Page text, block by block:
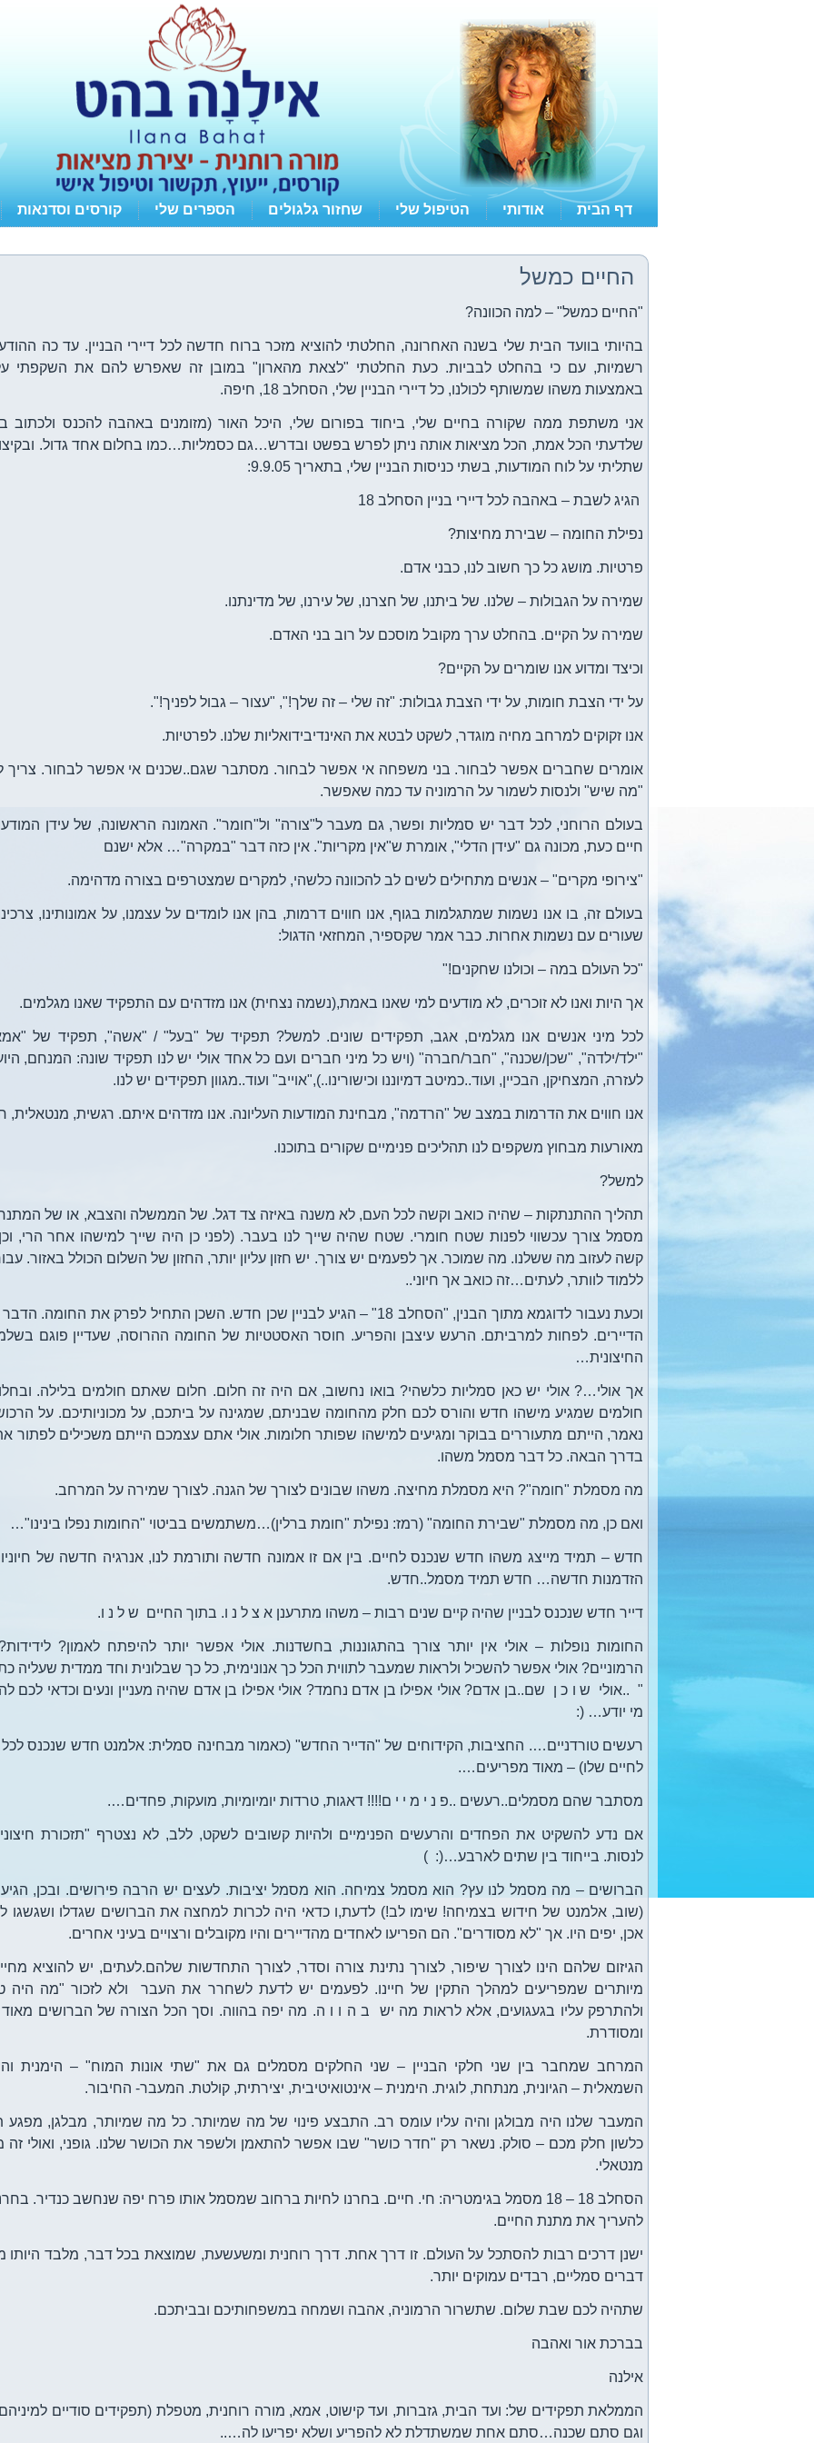
דף הבית אודותי הטיפול שלי שחזור גלגולים הספרים שלי קורסים וסדנאות
החיים כמשל
"החיים כמשל" – למה הכוונה?
בהיותי בוועד הבית שלי בשנה האחרונה, החלטתי להוציא מזכר ברוח חדשה לכל דיירי הבניין. עד כה
רשמיות, עם כי בהחלט לבביות. כעת החלטתי "לצאת מהארון" במובן זה שאפרש להם את השקפתי
באמצעות משהו שמשותף לכולנו, כל דיירי הבניין שלי, הסחלב 18, חיפה.
אני משתפת ממה שקורה בחיים שלי, ביחוד בפורום שלי, היכל האור (מזומנים באהבה להכנס ולכתוב
שלדעתי הכל אמת, הכל מציאות אותה ניתן לפרש בפשט ובדרש…גם כסמליות…כמו בחלום אחד גדול.
שתליתי על לוח המודעות, בשתי כניסות הבניין שלי, בתאריך 9.9.05:
הגיג לשבת – באהבה לכל דיירי בניין הסחלב 18
נפילת החומה – שבירת מחיצות?
פרטיות. מושג כל כך חשוב לנו, כבני אדם.
שמירה על הגבולות – שלנו. של ביתנו, של חצרנו, של עירנו, של מדינתנו.
שמירה על הקיים. בהחלט ערך מקובל מוסכם על רוב בני האדם.
וכיצד ומדוע אנו שומרים על הקיים?
על ידי הצבת חומות, על ידי הצבת גבולות: "זה שלי – זה שלך!", "עצור – גבול לפניך!".
אנו זקוקים למרחב מחיה מוגדר, לשקט לבטא את האינדיבידואליות שלנו. לפרטיות.
אומרים שחברים אפשר לבחור. בני משפחה אי אפשר לבחור. מסתבר שגם..שכנים אי אפשר לבחור. צריך
"מה שיש" ולנסות לשמור על הרמוניה עד כמה שאפשר.
בעולם הרוחני, לכל דבר יש סמליות ופשר, גם מעבר ל"צורה" ול"חומר". האמונה הראשונה, של עידן
חיים כעת, מכונה גם "עידן הדלי", אומרת ש"אין מקריות". אין כזה דבר "במקרה"… אלא ישנם
"צירופי מקרים" – אנשים מתחילים לשים לב להכוונה כלשהי, למקרים שמצטרפים בצורה מדהימה.
בעולם זה, בו אנו נשמות שמתגלמות בגוף, אנו חווים דרמות, בהן אנו לומדים על עצמנו, על אמונותינו,
שעורים עם נשמות אחרות. כבר אמר שקספיר, המחזאי הדגול:
"כל העולם במה – וכולנו שחקנים!"
אך היות ואנו לא זוכרים, לא מודעים למי שאנו באמת,(נשמה נצחית) אנו מזדהים עם התפקיד שאנו מגלמים.
לכל מיני אנשים אנו מגלמים, אגב, תפקידים שונים. למשל? תפקיד של "בעל" / "אשה", תפקיד של
"ילד/ילדה", "שכן/שכנה", "חבר/חברה" (ויש כל מיני חברים ועם כל אחד אולי יש לנו תפקיד שונה: המנחם,
לעזרה, המצחיקן, הבכיין, ועוד..כמיטב דמיוננו וכישורינו..),"אוייב" ועוד..מגוון תפקידים יש לנו.
אנו חווים את הדרמות במצב של "הרדמה", מבחינת המודעות העליונה. אנו מזדהים איתם. רגשית, מנטאלית,
מאורעות מבחוץ משקפים לנו תהליכים פנימיים שקורים בתוכנו.
למשל?
תהליך ההתנתקות – שהיה כואב וקשה לכל העם, לא משנה באיזה צד דגל. של הממשלה והצבא, או של
מסמל צורך עכשווי לפנות שטח חומרי. שטח שהיה שייך לנו בעבר. (לפני כן היה שייך למישהו אחר הרי,
קשה לעזוב מה ששלנו. מה שמוכר. אך לפעמים יש צורך. יש חזון עליון יותר, החזון של השלום הכולל באזור.
ללמוד לוותר, לעתים…זה כואב אך חיוני..
וכעת נעבור לדוגמא מתוך הבנין, "הסחלב 18" – הגיע לבניין שכן חדש. השכן התחיל לפרק את
הדיירים. לפחות למרביתם. הרעש עיצבן והפריע. חוסר האסטטיות של החומה ההרוסה, שעדיין פוגם
החיצונית…
אך אולי…? אולי יש כאן סמליות כלשהי? בואו נחשוב, אם היה זה חלום. חלום שאתם חולמים בלילה.
חולמים שמגיע מישהו חדש והורס לכם חלק מהחומה שבניתם, שמגינה על ביתכם, על מכוניותיכם. על
נאמר, הייתם מתעוררים בבוקר ומגיעים למישהו שפותר חלומות. אולי אתם עצמכם הייתם משכילים לפתור
בדרך הבאה. כל דבר מסמל משהו.
מה מסמלת "חומה"? היא מסמלת מחיצה. משהו שבונים לצורך של הגנה. לצורך שמירה על המרחב.
ואם כן, מה מסמלת "שבירת החומה" (רמז: נפילת "חומת ברלין)…משתמשים בביטוי "החומות נפלו בינינו"…
חדש – תמיד מייצג משהו חדש שנכנס לחיים. בין אם זו אמונה חדשה ותורמת לנו, אנרגיה חדשה של
הזדמנות חדשה… חדש תמיד מסמל..חדש.
דייר חדש שנכנס לבניין שהיה קיים שנים רבות – משהו מתרענן א צ ל נ ו. בתוך החיים ש ל נ ו.
החומות נופלות – אולי אין יותר צורך בהתגוננות, בחשדנות. אולי אפשר יותר להיפתח לאמון?
הרמוניים? אולי אפשר להשכיל ולראות שמעבר לתווית הכל כך אנונימית, כל כך שבלונית וחד ממדית שעליה
" ..אולי ש ו כ ן שם..בן אדם? אולי אפילו בן אדם נחמד? אולי אפילו בן אדם שהיה מעניין ונעים וכדאי לכם
מי יודע… (:
רעשים טורדניים…. החציבות, הקידוחים של "הדייר החדש" (כאמור מבחינה סמלית: אלמנט חדש שנכנס
לחיים שלו) – מאוד מפריעים….
מסתבר שהם מסמלים..רעשים ..פ נ י מ י י ם!!!! דאגות, טרדות יומיומיות, מועקות, פחדים….
אם נדע להשקיט את הפחדים והרעשים הפנימיים ולהיות קשובים לשקט, ללב, לא נצטרף "תזכורת
לנסות. בייחוד בין שתים לארבע…(: )
הברושים – מה מסמל לנו עץ? הוא מסמל צמיחה. הוא מסמל יציבות. לעצים יש הרבה פירושים. ובכן,
(שוב, אלמנט של חידוש בצמיחה! שימו לב!) לדעת,ו כדאי היה לכרות למחצה את הברושים שגדלו ושגשגו
אכן, יפים היו. אך "לא מסודרים". הם הפריעו לאחדים מהדיירים והיו מקובלים ורצויים בעיני אחרים.
הגיזום שלהם הינו לצורך שיפור, לצורך נתינת צורה וסדר, לצורך התחדשות שלהם.לעתים, יש להוציא
מיותרים שמפריעים למהלך התקין של חיינו. לפעמים יש לדעת לשחרר את העבר ולא לזכור "מה היה
ולהתרפק עליו בגעגועים, אלא לראות מה יש ב ה ו ו ה. מה יפה בהווה. וסך הכל הצורה של הברושים
ומסודרת.
המרחב שמחבר בין שני חלקי הבניין – שני החלקים מסמלים גם את "שתי אונות המוח" – הימנית
השמאלית – הגיונית, מנתחת, לוגית. הימנית – אינטואיטיבית, יצירתית, קולטת. המעבר- החיבור.
המעבר שלנו היה מבולגן והיה עליו עומס רב. התבצע פינוי של מה שמיותר. כל מה שמיותר, מבלגן, מפגע
כלשון חלק מכם – סולק. נשאר רק "חדר כושר" שבו אפשר להתאמן ולשפר את הכושר שלנו. גופני, ואולי
מנטאלי.
הסחלב 18 – 18 מסמל בגימטריה: חי. חיים. בחרנו לחיות ברחוב שמסמל אותו פרח יפה שנחשב כנדיר.
להעריך את מתנת החיים.
ישנן דרכים רבות להסתכל על העולם. זו דרך אחת. דרך רוחנית ומשעשעת, שמוצאת בכל דבר, מלבד היותו
דברים סמליים, רבדים עמוקים יותר.
שתהיה לכם שבת שלום. שתשרור הרמוניה, אהבה ושמחה במשפחותיכם ובביתכם.
בברכת אור ואהבה
אילנה
הממלאת תפקידים של: ועד הבית, גזברות, ועד קישוט, אמא, מורה רוחנית, מטפלת (תפקידים סודיים
וגם סתם שכנה…סתם אחת שמשתדלת לא להפריע ושלא יפריעו לה…..